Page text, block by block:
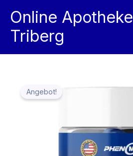
Inhalt
springen
Online Apotheke
Triberg
Angebot!